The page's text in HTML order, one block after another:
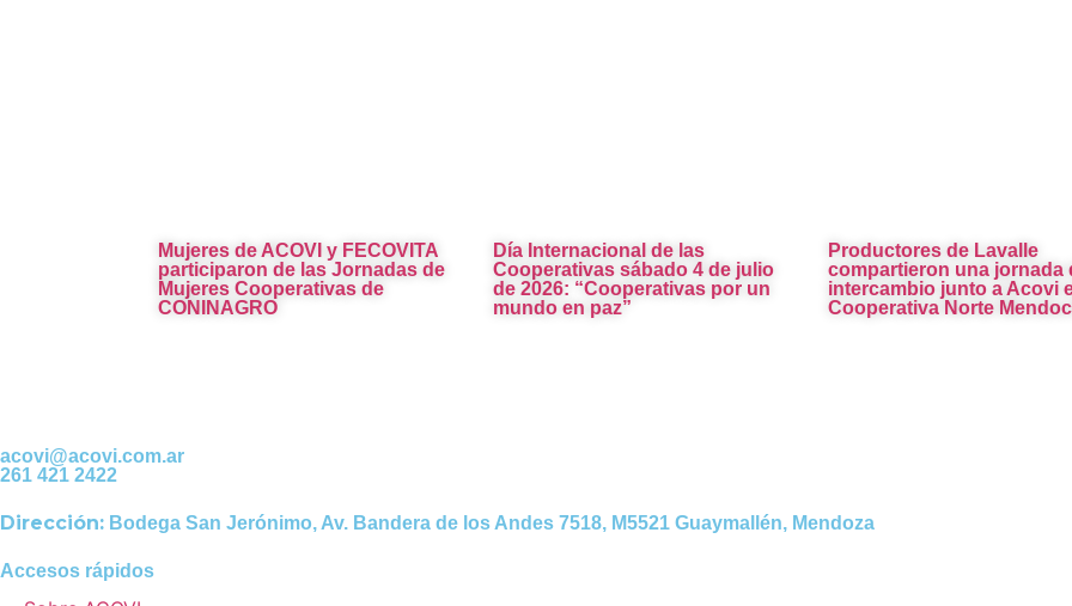
Mujeres de ACOVI y FECOVITA
participaron de las Jornadas de
Mujeres Cooperativas de
CONINAGRO
Día Internacional de las
Cooperativas sábado 4 de julio
de 2026: “Cooperativas por un
mundo en paz”
Productores de Lavalle
compartieron una jornada
intercambio junto a Acovi
Cooperativa Norte
acovi@acovi.com.ar
261 421 2422
Dirección: Bodega San Jerónimo, Av. Bandera de los Andes 7518, M5521 Guaymallén, Mendoza
Accesos rápidos